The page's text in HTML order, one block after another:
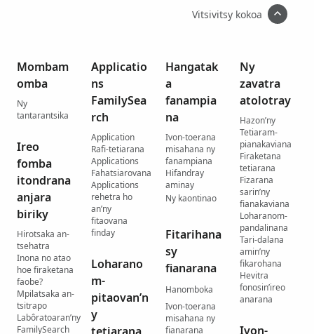
Vitsivitsy kokoa
Mombam
omba
Ny
tantarantsika
Ireo
fomba
itondrana
anjara
biriky
Hirotsaka an-
tsehatra
Inona no atao
hoe firaketana
faobe?
Mpilatsaka an-
tsitrapo
Labôratoaran’ny
FamilySearch
Applicatio
ns
FamilySea
rch
Application
Rafi-tetiarana
Applications
Fahatsiarovana
Applications
rehetra ho
an’ny
fitaovana
finday
Loharano
m-
pitaovan’n
y
Hangatak
a
fanampia
na
Ivon-toerana
misahana ny
fanampiana
Hifandray
aminay
Ny kaontinao
Fitarihana
sy
fianarana
Hanomboka
Ivon-toerana
misahana ny
fianarana
Ny
zavatra
atolotray
Hazon’ny
Tetiaram-
pianakaviana
Firaketana
tetiarana
Fizarana
sarin’ny
fianakaviana
Loharanom-
pandalinana
Tari-dalana
amin’ny
fikarohana
Hevitra
fonosin’ireo
anarana
Ivon-